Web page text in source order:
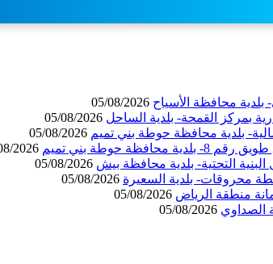
محافظة الأسياح 05/08/2026
بمركز القمحة- بلدية الساحل 05/08/2026
بلدية محافظة حوطة بني تميم 05/08/2026
حوطة بني تميم
2026
التحتية- بلدية محافظة بيش 05/08/2026
محروقات- بلدية السعيرة 05/08/2026
05/08/2026
الصداوي 05/08/2026